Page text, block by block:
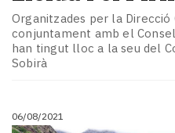
Organitzades per la
conjuntament amb el
han tingut lloc a la seu del
Sobirà
06/08/2021